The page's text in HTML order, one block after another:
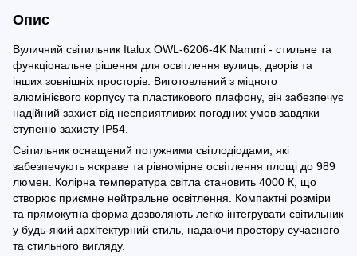
Опис
Вуличний світильник Italux OWL-6206-4K Nammi - стильне та
функціональне рішення для освітлення вулиць, дворів та
інших зовнішніх просторів. Виготовлений з міцного
алюмінієвого корпусу та пластикового плафону, він забезпечує
надійний захист від несприятливих погодних умов завдяки
ступеню захисту IP54.
Світильник оснащений потужними світлодіодами, які
забезпечують яскраве та рівномірне освітлення площі до 989
люмен. Колірна температура світла становить 4000 К, що
створює приємне нейтральне освітлення. Компактні розміри
та прямокутна форма дозволяють легко інтегрувати світильник
у будь-який архітектурний стиль, надаючи простору сучасного
та стильного вигляду.